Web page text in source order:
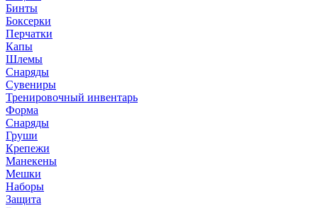
Бинты
Боксерки
Перчатки
Капы
Шлемы
Снаряды
Сувениры
Тренировочный инвентарь
Форма
Снаряды
Груши
Крепежи
Манекены
Мешки
Наборы
Защита